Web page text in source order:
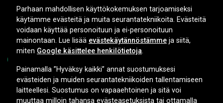
TOIMITUSVAIHTOEHDOT
Copyright © 2026, Spares Nordic AB
Parhaan mahdollisen käyttökokemuksen tarjoamiseksi
käytämme evästeitä ja muita seurantatekniikoita. Evästeitä
voidaan käyttää personoituun ja ei-personoituun
mainontaan. Lue lisää evästekäytännöstämme ja siitä,
miten Google käsittelee henkilötietoja.
Painamalla ”Hyväksy kaikki” annat suostumuksesi
evästeiden ja muiden seurantatekniikoiden tallentamiseen
laitteellesi. Suostumus on vapaaehtoinen ja sitä voi
muuttaa milloin tahansa evästeasetuksista tai ottamalla